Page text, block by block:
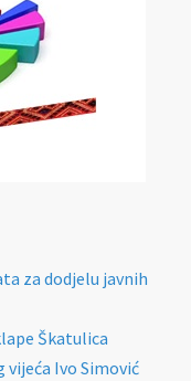
za dodjelu javnih
Škatulica
vijeća Ivo Simović